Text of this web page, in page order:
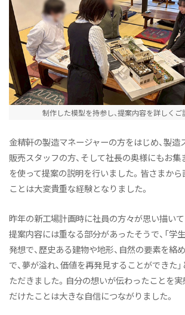
制作した模型を持参し、提案内容を詳しくご
金精軒の製造マネージャーの方をはじめ、製造
販売スタッフの方、そして社長の奥様にもお集
を使って提案の説明を行いました。皆さまか
ことは大変貴重な経験となりました。
昨年の新工場計画時に社員の方々が思い描い
提案内容には重なる部分があったそうで、「学
発想で、歴史ある建物や地形、自然の要素を絡
で、夢が溢れ、価値を再発見することができた
ただきました。自分の想いが伝わったことを実
だけたことは大きな自信につながりました。